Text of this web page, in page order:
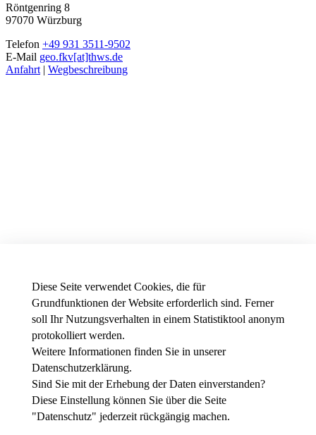
Diese Seite verwendet Cookies, die für
Grundfunktionen der Website erforderlich sind. Ferner
soll Ihr Nutzungsverhalten in einem Statistiktool anonym
protokolliert werden.
Weitere Informationen finden Sie in unserer
Datenschutzerklärung.
Sind Sie mit der Erhebung der Daten einverstanden?
Diese Einstellung können Sie über die Seite
"Datenschutz" jederzeit rückgängig machen.
Röntgenring 8
97070 Würzburg
Telefon +49 931 3511-9502
E-Mail geo.fkv[at]thws.de
Anfahrt | Wegbeschreibung
News - Presse
Stellenausschreibungen der THWS
Intranet
Instagram
Youtube